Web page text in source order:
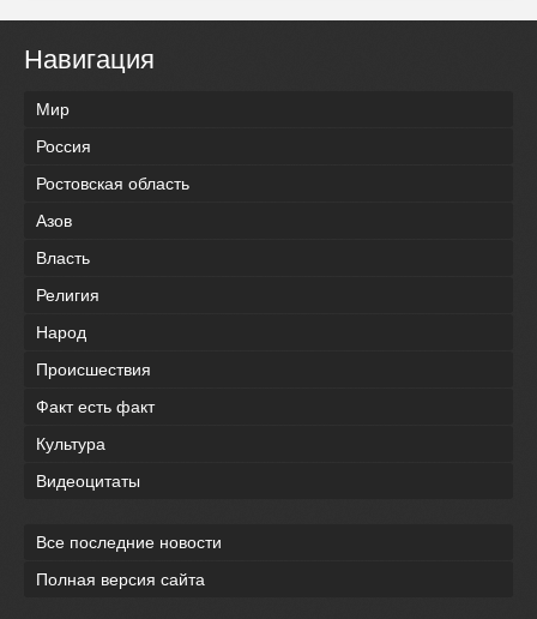
Навигация
Мир
Россия
Ростовская область
Азов
Власть
Религия
Народ
Происшествия
Факт есть факт
Культура
Видеоцитаты
Все последние новости
Полная версия сайта